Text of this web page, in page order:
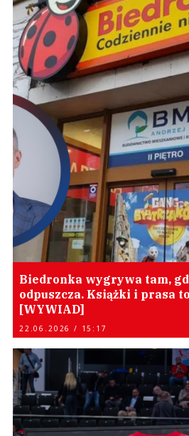
Biedronka wygrywa tam,
odpuszcza. Książki i prasa
[WYWIAD]
22.06.2026 / 15:17